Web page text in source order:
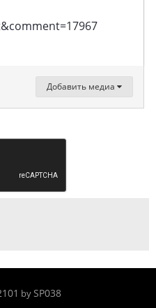
Добавить медиа
by SP038